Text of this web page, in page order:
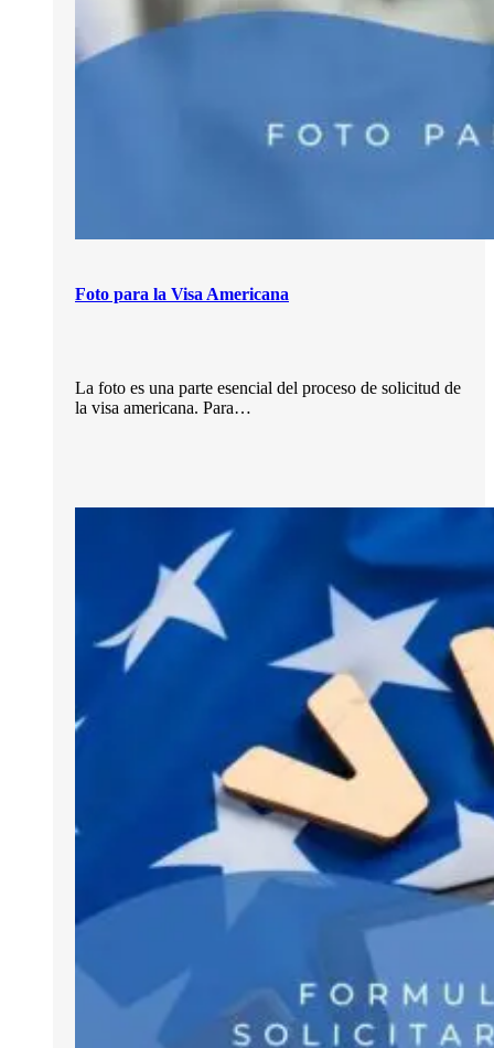
Foto para la Visa Americana
La foto es una parte esencial del proceso de solicitud de
la visa americana. Para…